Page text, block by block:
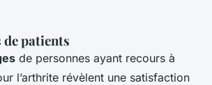
de patients
de personnes ayant recours à
l’arthrite révèlent une satisfaction